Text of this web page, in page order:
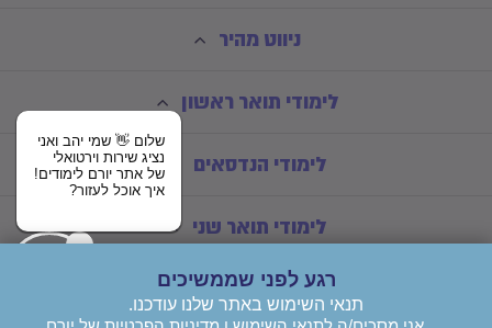
ניווט מהיר
לימודי תואר ראשון
לימודי הנדסאים
לימודי תואר שני
רגע לפני שממשיכים
תנאי השימוש באתר שלנו עודכנו.
שלום 👋 שמי יהב ואני
נציג שירות וירטואלי
של אתר יורם לימודים!
איך אוכל לעזור?